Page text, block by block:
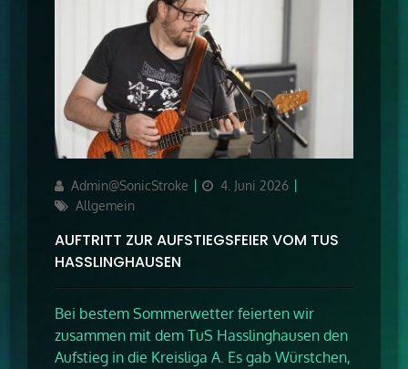
Author
Admin@SonicStroke
Updated
4. Juni 2026
Allgemein
AUFTRITT ZUR AUFSTIEGSFEIER VOM TUS
HASSLINGHAUSEN
Bei bestem Sommerwetter feierten wir
zusammen mit dem TuS Hasslinghausen den
Aufstieg in die Kreisliga A. Es gab Würstchen,